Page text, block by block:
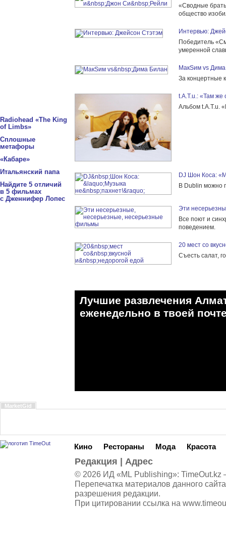
Radiohead «The King
of Limbs»
Сплошные
метафоры
«Кабаре»
Итальянский папа
Найдите 5 отличий
в 5 фильмах
с Дженнифер Лопес
«Сводные
общество
Интервью:
Победитель
умеренной
MaкSим vs
За концертные
t.A.T.u.: «Там же
Альбом t.A.T.u.
DJ Шон Коса:
В Dublin можно
Эти
Все поют и
поведением.
20 мест со
Съесть салат,
Лучшие развлечения
eженедельно в твоей
MarketGid
Кино Рестораны Мода Красота
Редакция Адрес
© 2026 ИД «ML Publishing»: TimeOut.kz
Перепечатка материалов данного
разрешения редакции.
При цитировании ссылка на